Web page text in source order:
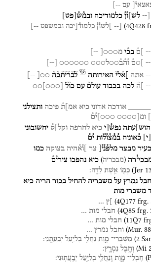
עם --]
[-- לש]ו֯ן֯ כלמודיכה ובמ֯ש֯ פט
(4Q428
[-- ]לשו֯ן֯ כלמוד֯[יכה ובמשפט --]
[-- ]ם֯ בכ֯י מ○○○[ --]
[-- ]○ם֯ ו֯ה֯ב֯○○ל○○○ ○○○○○○
--
[-- אתה ]א֯לי֯ האירותה פ֯נ֯י֯ ל֯ב֯ר֯י֯ת֯כ֯ה֯ ○○[
--]
[-- ]ה֯ לכה בכבוד עולם֯ עם כו֯ל֯ ○○○
○○
אודכה אדוני כיא אמ]ת֯ פיכה ותצילני
ומ[○○○○ ○○○]י֯ם֯
הוש עתה נפש֯[י כיא לחרפה וקל]ס֯ יחשובוני
י כ֯אוניה ב֯מ֯צ֯ו֯ל֯ות י֯ם֯
מבצר מלפ֯נ֯י֯[ צר ]ו֯א֯היה בצוקה כמו
!רה (מבכריה) כיא נהפכו צירי֯ם֯
(Jer 13 כְּמ֖וֹ אֵ֥שֶׁת לֵדָֽה׃
נמרץ על משבריה להחיל בכור הריה כיא
משברי מות
(4Q177 frg. ]ץ …
(4Q85 frg. חבלי מות …
(11Q7 חבלי מות …
(Mur. 88 וחבל נמרץ …
(2 מִשְׁבְּרֵי־ מָ֑וֶת נַחֲלֵ֥י בְלִיַּ֖עַל יְבַעֲתֻֽנִי׃
(Mi 2 וְחֶ֥בֶל נִמְרָֽץ׃
( חֶבְלֵי־ מָ֑וֶת וְֽנַחֲלֵ֖י בְלִיַּ֣עַל יְבַֽעֲתֽוּנִי׃